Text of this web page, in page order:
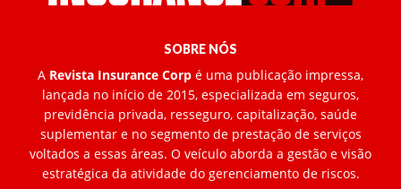
SOBRE NÓS
A Revista Insurance Corp é uma publicação impressa,
lançada no início de 2015, especializada em seguros,
previdência privada, resseguro, capitalização, saúde
suplementar e no segmento de prestação de serviços
voltados a essas áreas. O veículo aborda a gestão e visão
estratégica da atividade do gerenciamento de riscos.